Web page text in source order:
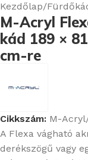
Kezdőlap
M-Acryl
kád 189 ×
cm-re
Cikkszám: M-
A Flexa vágható
derékszögű vagy